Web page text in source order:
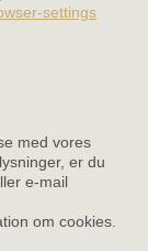
settings
med vores
er du
e-mail
om cookies.